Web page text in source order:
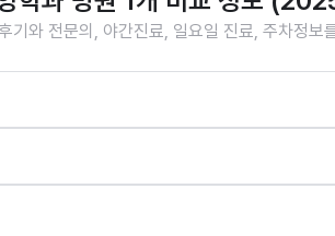
기와 전문의, 야간진료, 일요일 진료, 주차정보